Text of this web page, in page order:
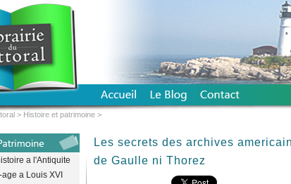
Les secrets des archives
de Gaulle ni Thorez
a l'Antiquite
a Louis XVI
> Histoire et patrimoine >